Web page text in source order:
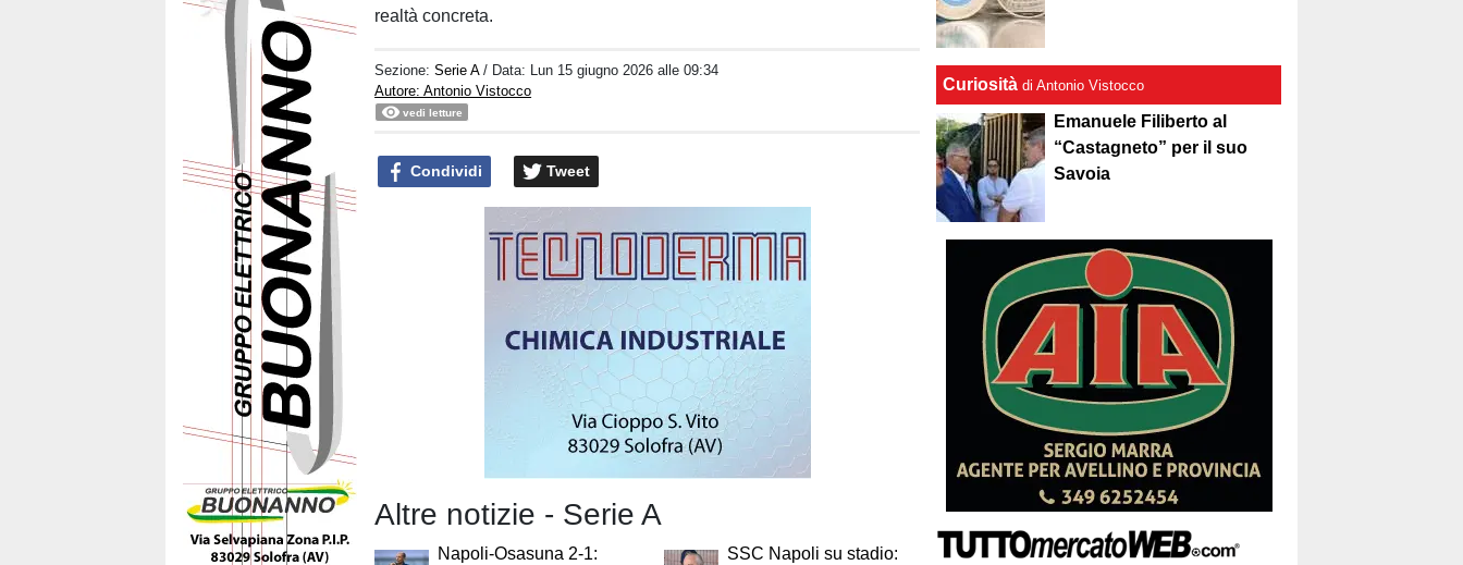
realtà concreta.
Sezione:Serie A / Data: Lun 15 giugno 2026 alle 09:34
Autore: Antonio Vistocco
vedi letture
Condividi Tweet
Altre notizie - Serie A
Napoli-Osasuna 2-1:
SSC Napoli su stadio:
Curiosità di Antonio Vistocco
Emanuele Filiberto al
“Castagneto” per il suo
Savoia